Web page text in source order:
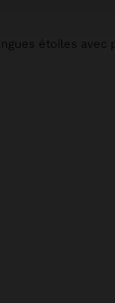
étoiles avec